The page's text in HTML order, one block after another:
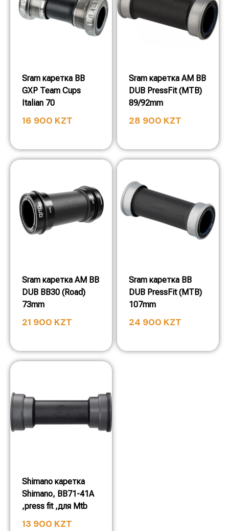
Sram каретка BB
GXP Team Cups
Italian 70
16 900 KZT
Sram каретка AM BB
DUB PressFit (MTB)
89/92mm
28 900 KZT
Sram каретка AM BB
DUB BB30 (Road)
73mm
21 900 KZT
Sram каретка BB
DUB PressFit (MTB)
107mm
24 900 KZT
Shimano каретка
Shimano, BB71-41A
,press fit ,для Mtb
13 900 KZT